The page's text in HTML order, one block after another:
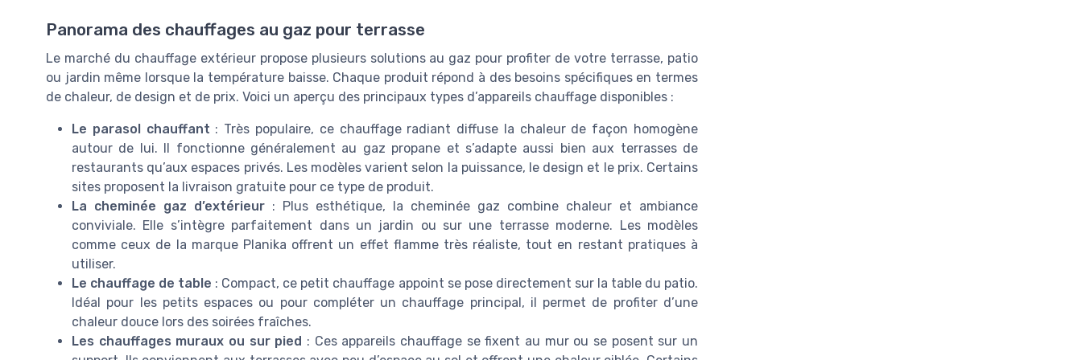
Panorama des chauffages au gaz pour terrasse
Le marché du chauffage extérieur propose plusieurs solutions au gaz pour profiter de votre terrasse, patio
ou jardin même lorsque la température baisse. Chaque produit répond à des besoins spécifiques en termes
de chaleur, de design et de prix. Voici un aperçu des principaux types d’appareils chauffage disponibles :
Le parasol chauffant : Très populaire, ce chauffage radiant diffuse la chaleur de façon homogène
autour de lui. Il fonctionne généralement au gaz propane et s’adapte aussi bien aux terrasses de
restaurants qu’aux espaces privés. Les modèles varient selon la puissance, le design et le prix. Certains
sites proposent la livraison gratuite pour ce type de produit.
La cheminée gaz d’extérieur : Plus esthétique, la cheminée gaz combine chaleur et ambiance
conviviale. Elle s’intègre parfaitement dans un jardin ou sur une terrasse moderne. Les modèles
comme ceux de la marque Planika offrent un effet flamme très réaliste, tout en restant pratiques à
utiliser.
Le chauffage de table : Compact, ce petit chauffage appoint se pose directement sur la table du patio.
Idéal pour les petits espaces ou pour compléter un chauffage principal, il permet de profiter d’une
chaleur douce lors des soirées fraîches.
Les chauffages muraux ou sur pied : Ces appareils chauffage se fixent au mur ou se posent sur un